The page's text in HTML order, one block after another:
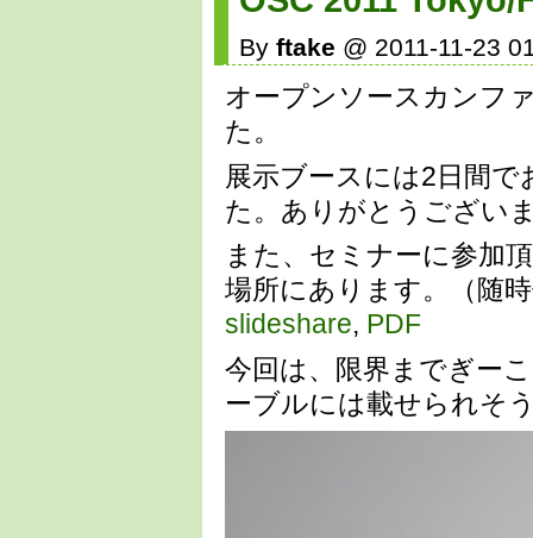
By ftake @ 2011-11-23
オープンソースカンフ
た。
展示ブースには2日間
た。ありがとうござい
また、セミナーに参加
場所にあります。（随
slideshare, PDF
今回は、限界までぎー
ーブルには載せられそ